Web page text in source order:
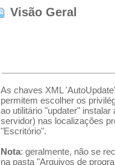
Visão Geral
As chaves XML
permitem escolher os
ao utilitário "updater"
servidor) nas localizações
"Escritório".
Nota: geralmente, não se
na pasta "Arquivos de